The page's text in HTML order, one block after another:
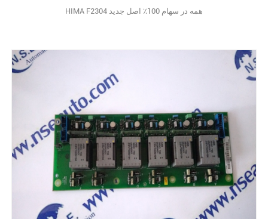
HIMA F2304 همه در سهام 100٪ اصل جدید